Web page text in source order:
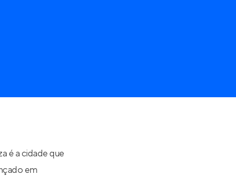
Encontre um corretor
é a cidade que
em